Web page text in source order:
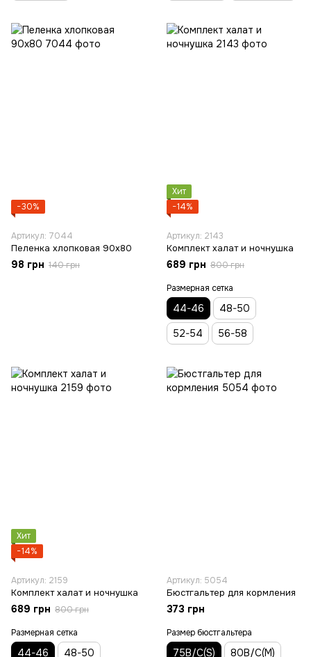
−30%
Артикул: 7044
Пеленка хлопковая 90х80
98 грн 140 грн
Хит
−14%
Артикул: 2143
Комплект халат и ночнушка
689 грн 800 грн
Размерная сетка
44-46
48-50
52-54
56-58
Хит
−14%
Артикул: 2159
Комплект халат и ночнушка
689 грн 800 грн
Размерная сетка
44-46
48-50
Артикул: 5054
Бюстгальтер для кормления
373 грн
Размер бюстгальтера
75В/С(S)
80В/С(M)